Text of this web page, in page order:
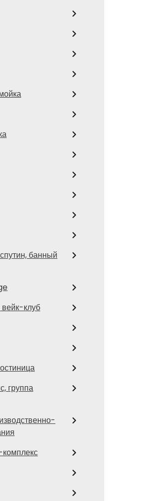
банный
клуб
группа